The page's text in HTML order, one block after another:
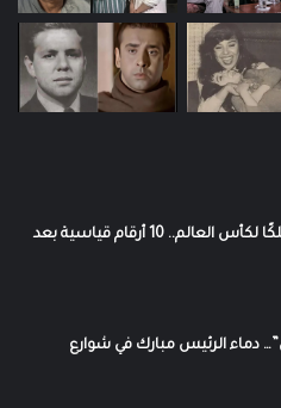
ميسي يتوج نفسه ملكًا لكأس العالم.. 10 أرقام قياسية بعد
دماء الرئيس مبارك في شوارع